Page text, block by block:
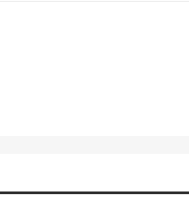
站是您下载安卓手游app最好的